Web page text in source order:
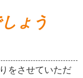
ょう
をさせていただ